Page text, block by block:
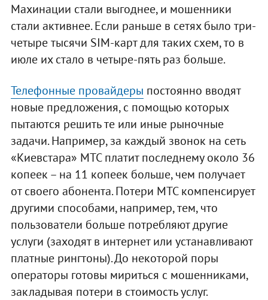
Махинации стали выгоднее, и мошенники
стали активнее. Если раньше в сетях было три-
четыре тысячи SIM-карт для таких схем, то в
июле их стало в четыре-пять раз больше.
Телефонные провайдеры постоянно вводят
новые предложения, с помощью которых
пытаются решить те или иные рыночные
задачи. Например, за каждый звонок на сеть
«Киевстара» МТС платит последнему около 36
копеек – на 11 копеек больше, чем получает
от своего абонента. Потери МТС компенсирует
другими способами, например, тем, что
пользователи больше потребляют другие
услуги (заходят в интернет или устанавливают
платные рингтоны). До некоторой поры
операторы готовы мириться с мошенниками,
закладывая потери в стоимость услуг.